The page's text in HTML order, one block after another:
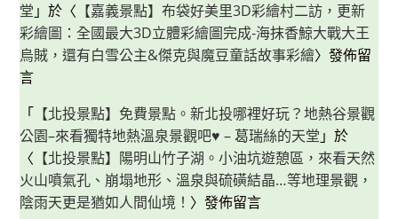
堂 」於〈 【嘉義景點】布袋好美里3D彩繪村二訪，更新
彩繪圖：全國最大3D立體彩繪圖完成-海抹香鯨大戰大王
烏賊，還有白雪公主&傑克與魔豆童話故事彩繪〉發佈留
言
「 【北投景點】免費景點。新北投哪裡好玩？地熱谷景觀
公園–來看獨特地熱溫泉景觀吧♥ – 葛瑞絲的天堂 」於
〈 【北投景點】陽明山竹子湖。小油坑遊憩區，來看天然
火山噴氣孔、崩塌地形、溫泉與硫磺結晶…等地理景觀，
陰雨天更是猶如人間仙境！ 〉發佈留言